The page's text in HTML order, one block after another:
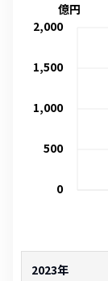
0
500
1,000
1,500
2,000
億円
2023年